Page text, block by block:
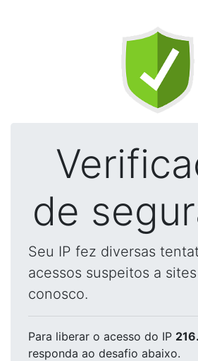
de
Seu IP fez diversas
acessos suspeitos a
conosco.
Para liberar o acesso do IP
responda ao desafio abaixo.